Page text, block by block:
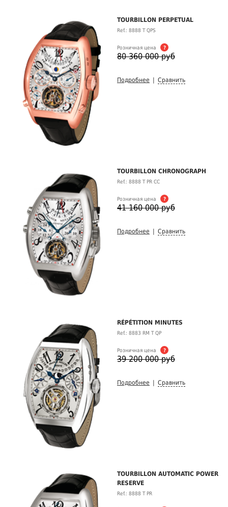
TOURBILLON PERPETUAL
Ref.: 8888 T QPS
Розничная цена ?
80 360 000 руб
Подробнее Сравнить
TOURBILLON CHRONOGRAPH
Ref.: 8888 T PR CC
Розничная цена ?
41 160 000 руб
Подробнее Сравнить
RÉPÉTITION MINUTES
Ref.: 8883 RM T QP
Розничная цена ?
39 200 000 руб
Подробнее Сравнить
TOURBILLON AUTOMATIC POWER
RESERVE
Ref.: 8888 T PR